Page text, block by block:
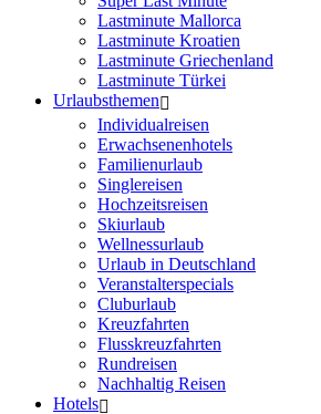
Lastminute Mallorca
Lastminute Kroatien
Lastminute Griechenland
Lastminute Türkei
Urlaubsthemen
Individualreisen
Erwachsenenhotels
Familienurlaub
Singlereisen
Hochzeitsreisen
Skiurlaub
Wellnessurlaub
Urlaub in Deutschland
Veranstalterspecials
Cluburlaub
Kreuzfahrten
Flusskreuzfahrten
Rundreisen
Nachhaltig Reisen
Hotels